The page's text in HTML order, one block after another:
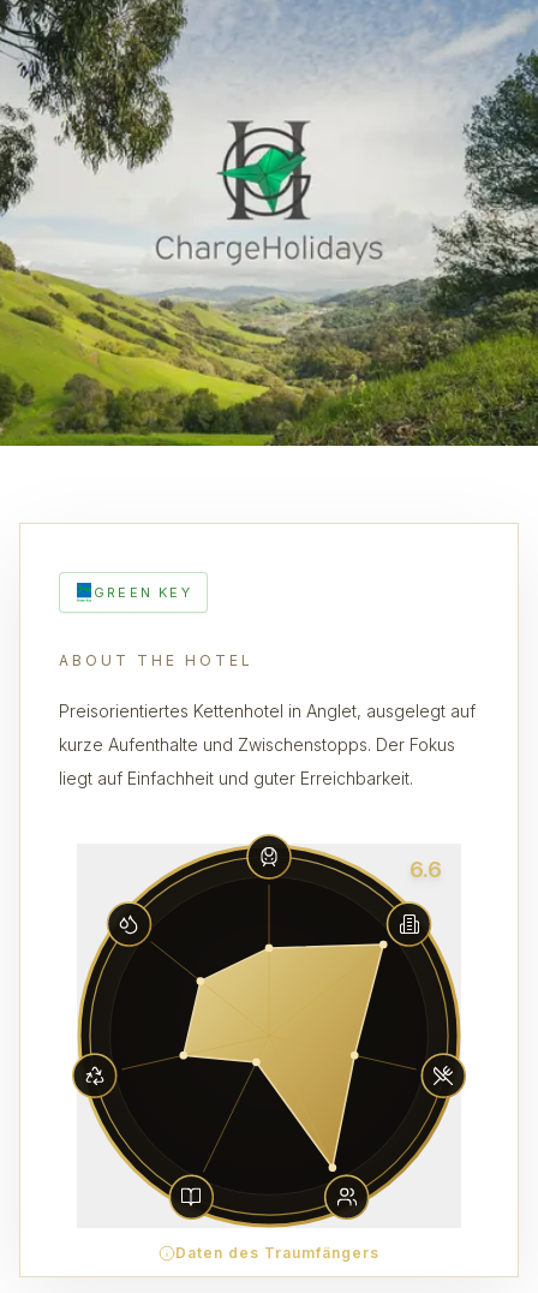
GREEN KEY
ABOUT THE HOTEL
Preisorientiertes Kettenhotel in Anglet, ausgelegt auf
kurze Aufenthalte und Zwischenstopps. Der Fokus
liegt auf Einfachheit und guter Erreichbarkeit.
6.6
Daten des Traumfängers